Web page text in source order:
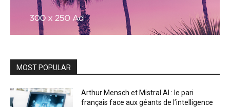
MOST POPULAR
Arthur Mensch et Mistral AI : le pari
français face aux géants de l’intelligence